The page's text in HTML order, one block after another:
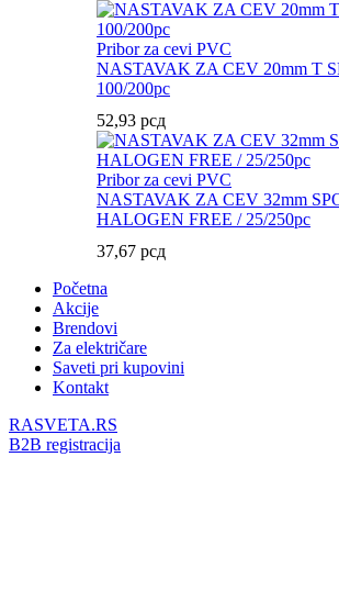
Pribor za cevi PVC
NASTAVAK ZA CEV 20mm T
100/200pc
52,93 рсд
Pribor za cevi PVC
NASTAVAK ZA CEV 32mm
HALOGEN FREE / 25/250pc
37,67 рсд
Početna
Akcije
Brendovi
Za električare
Saveti pri kupovini
Kontakt
RASVETA.RS
B2B registracija